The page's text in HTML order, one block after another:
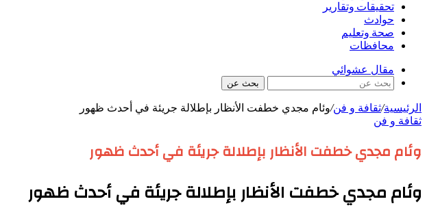
تحقيقات وتقارير
حوادث
صحة وتعليم
محافظات
مقال عشوائي
بحث عن
الرئيسية/ثقافة و فن/وئام مجدي خطفت الأنظار بإطلالة جريئة في أحدث ظهور
ثقافة و فن
وئام مجدي خطفت الأنظار بإطلالة جريئة في أحدث ظهور
وئام مجدي خطفت الأنظار بإطلالة جريئة في أحدث ظهور